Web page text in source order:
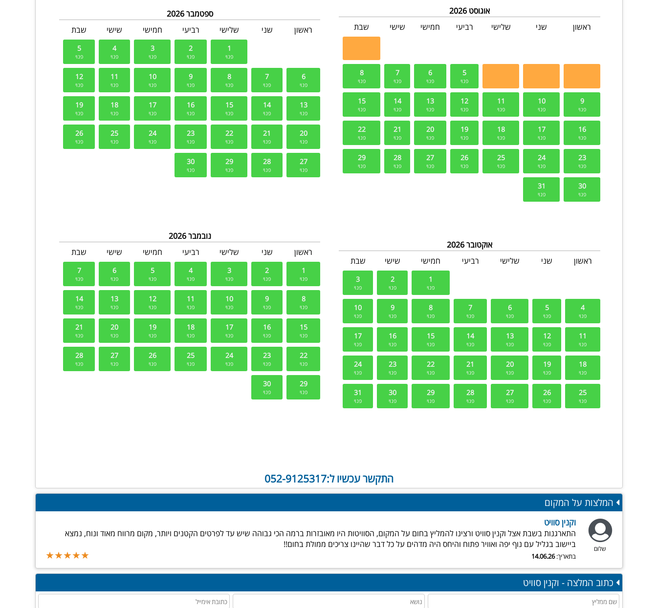
התקשר עכשיו ל:052-9125317
המלצות על המקום
שלום
וקנין סוויט
התארגנות בשבת אצל וקנין סוויט ורצינו להמליץ בחום על המקום, הסוויטות היו מאובזרות ברמה הכי גבוהה שיש עד לפרטים הקטנים ויותר, מקום מרווח מאוד ונוח, נמצא
ביישוב בגליל עם נוף יפה ואוויר פתוח והיחס היה מדהים על כל דבר שהיינו צריכים ממולת בחום!!
בתאריך:14.06.26
★★★★★
כתוב המלצה - וקנין סוויט